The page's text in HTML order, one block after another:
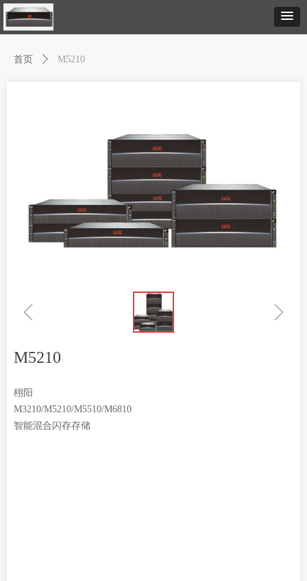
ꁆ ꁇ
M5210
栩阳
M3210/M5210/M5510/M6810
智能混合闪存存储
首页 ꄲ M5210